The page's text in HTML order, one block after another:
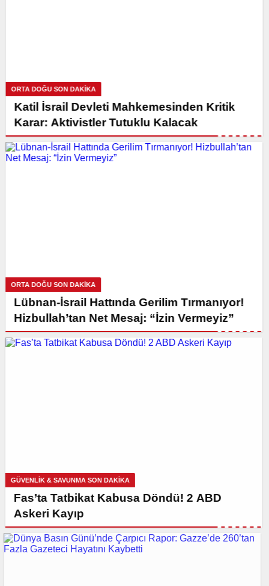
ORTA DOĞU SON DAKİKA
Katil İsrail Devleti Mahkemesinden Kritik
Karar: Aktivistler Tutuklu Kalacak
ORTA DOĞU SON DAKİKA
Lübnan-İsrail Hattında Gerilim Tırmanıyor!
Hizbullah’tan Net Mesaj: “İzin Vermeyiz”
GÜVENLİK & SAVUNMA SON DAKİKA
Fas’ta Tatbikat Kabusa Döndü! 2 ABD
Askeri Kayıp